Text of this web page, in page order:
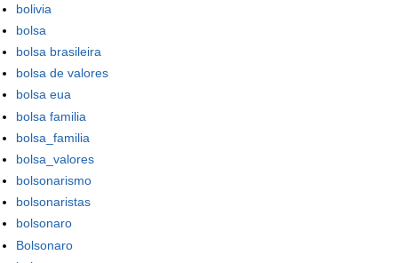
bolivia
bolsa
bolsa brasileira
bolsa de valores
bolsa eua
bolsa familia
bolsa_familia
bolsa_valores
bolsonarismo
bolsonaristas
bolsonaro
Bolsonaro